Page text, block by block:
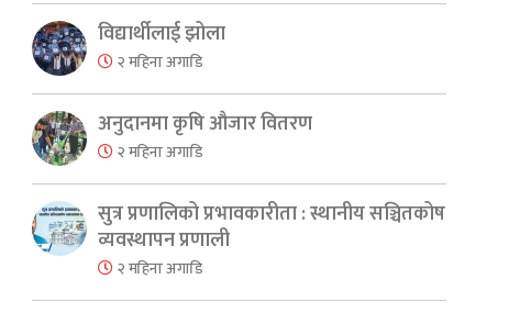
विद्यार्थीलाई झोला
२ महिना अगाडि
अनुदानमा कृषि औजार वितरण
२ महिना अगाडि
सुत्र प्रणालिको प्रभावकारीता : स्थानीय सञ्चितकोष
व्यवस्थापन प्रणाली
२ महिना अगाडि